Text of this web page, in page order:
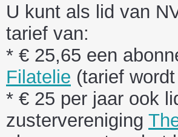
U kunt als lid van
tarief van:
* € 25,65 een
Filatelie (tarief
* € 25 per jaar ook
zustervereniging